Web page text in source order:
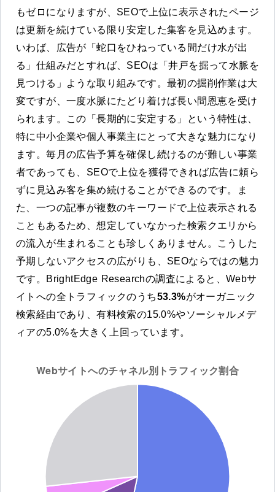
もゼロになりますが、SEOで上位に表示されたページ
は更新を続けている限り安定した集客を見込めます。
いわば、広告が「蛇口をひねっている間だけ水が出
る」仕組みだとすれば、SEOは「井戸を掘って水脈を
見つける」ような取り組みです。最初の掘削作業は大
変ですが、一度水脈にたどり着けば長い間恩恵を受け
られます。この「長期的に安定する」という特性は、
特に中小企業や個人事業主にとって大きな魅力になり
ます。毎月の広告予算を確保し続けるのが難しい事業
者であっても、SEOで上位を獲得できれば広告に頼ら
ずに見込み客を集め続けることができるのです。ま
た、一つの記事が複数のキーワードで上位表示される
こともあるため、想定していなかった検索クエリから
の流入が生まれることも珍しくありません。こうした
予期しないアクセスの広がりも、SEOならではの魅力
です。BrightEdge Researchの調査によると、Webサ
イトへの全トラフィックのうち53.3%がオーガニック
検索経由であり、有料検索の15.0%やソーシャルメデ
ィアの5.0%を大きく上回っています。